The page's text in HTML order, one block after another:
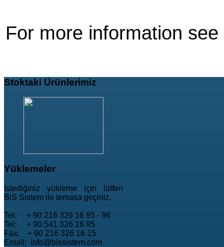
For more information
Stoktaki Ürünlerimiz
Yüklemeler
İstediğiniz yükleme için lütfen
BiS Sistem ile temasa geçiniz.
Tel: + 90 216 326 16 95 - 96
Tel: + 90 541 326 16 95
Fax: + 90 216 326 16 15
Email: info@bissistem.com